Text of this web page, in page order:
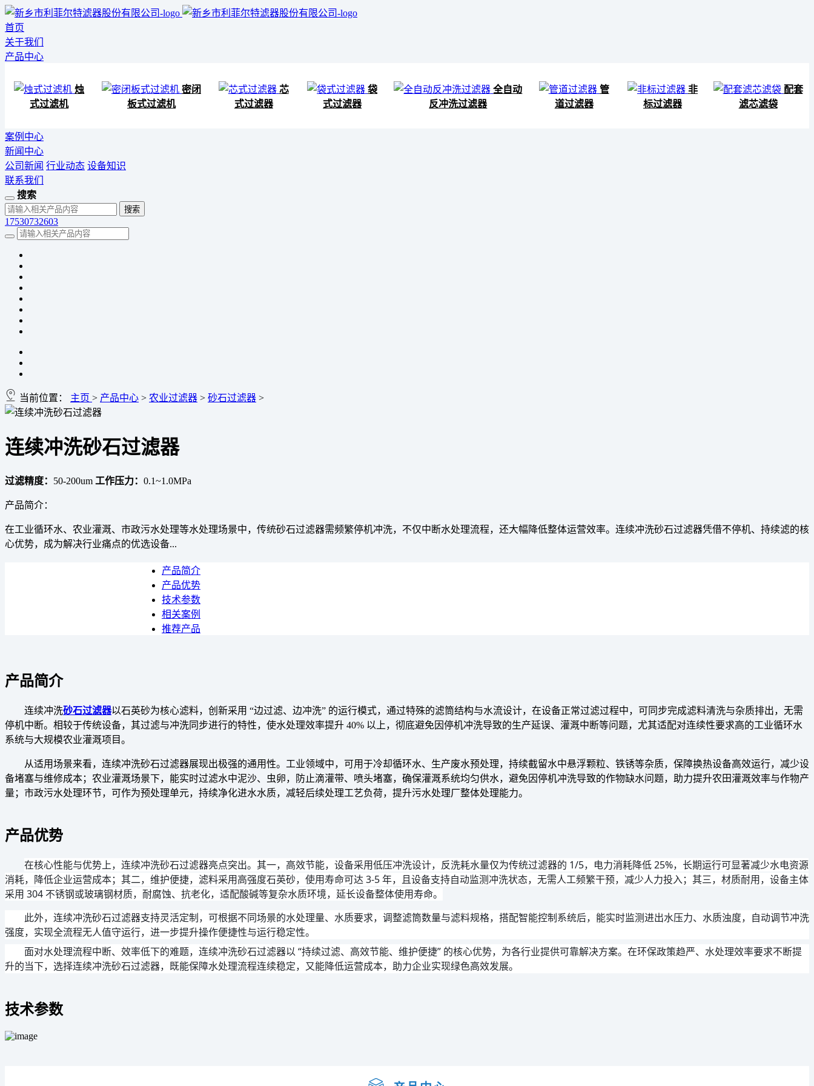
首页
关于我们
产品中心
烛
式过滤机
密闭
板式过滤机
芯
式过滤器
袋
式过滤器
全自动
反冲洗过滤器
管
道过滤器
非
标过滤器
配套
滤芯滤袋
案例中心
新闻中心
公司新闻 行业动态 设备知识
联系我们
搜索
17530732603
当前位置： 主页 > 产品中心 > 农业过滤器 > 砂石过滤器 >
连续冲洗砂石过滤器
过滤精度： 50-200um 工作压力： 0.1~1.0MPa
产品简介：
在工业循环水、农业灌溉、市政污水处理等水处理场景中，传统砂石过滤器需频繁停机冲洗，不仅中断水处理流程，还大幅降低整体运营效率。连续冲洗砂石过滤器凭借不停机、持续滤的核
心优势，成为解决行业痛点的优选设备...
产品简介
产品优势
技术参数
相关案例
推荐产品
产品简介
连续冲洗砂石过滤器以石英砂为核心滤料，创新采用 “边过滤、边冲洗” 的运行模式，通过特殊的滤筒结构与水流设计，在设备正常过滤过程中，可同步完成滤料清洗与杂质排出，无需
停机中断。相较于传统设备，其过滤与冲洗同步进行的特性，使水处理效率提升 40% 以上，彻底避免因停机冲洗导致的生产延误、灌溉中断等问题，尤其适配对连续性要求高的工业循环水
系统与大规模农业灌溉项目。
从适用场景来看，连续冲洗砂石过滤器展现出极强的通用性。工业领域中，可用于冷却循环水、生产废水预处理，持续截留水中悬浮颗粒、铁锈等杂质，保障换热设备高效运行，减少设
备堵塞与维修成本；农业灌溉场景下，能实时过滤水中泥沙、虫卵，防止滴灌带、喷头堵塞，确保灌溉系统均匀供水，避免因停机冲洗导致的作物缺水问题，助力提升农田灌溉效率与作物产
量；市政污水处理环节，可作为预处理单元，持续净化进水水质，减轻后续处理工艺负荷，提升污水处理厂整体处理能力。
产品优势
在核心性能与优势上，连续冲洗砂石过滤器亮点突出。其一，高效节能，设备采用低压冲洗设计，反洗耗水量仅为传统过滤器的 1/5，电力消耗降低 25%，长期运行可显著减少水电资源
消耗，降低企业运营成本；其二，维护便捷，滤料采用高强度石英砂，使用寿命可达 3-5 年，且设备支持自动监测冲洗状态，无需人工频繁干预，减少人力投入；其三，材质耐用，设备主体
采用 304 不锈钢或玻璃钢材质，耐腐蚀、抗老化，适配酸碱等复杂水质环境，延长设备整体使用寿命。
此外，连续冲洗砂石过滤器支持灵活定制，可根据不同场景的水处理量、水质要求，调整滤筒数量与滤料规格，搭配智能控制系统后，能实时监测进出水压力、水质浊度，自动调节冲洗
强度，实现全流程无人值守运行，进一步提升操作便捷性与运行稳定性。
面对水处理流程中断、效率低下的难题，连续冲洗砂石过滤器以 “持续过滤、高效节能、维护便捷” 的核心优势，为各行业提供可靠解决方案。在环保政策趋严、水处理效率要求不断提
升的当下，选择连续冲洗砂石过滤器，既能保障水处理流程连续稳定，又能降低运营成本，助力企业实现绿色高效发展。
技术参数